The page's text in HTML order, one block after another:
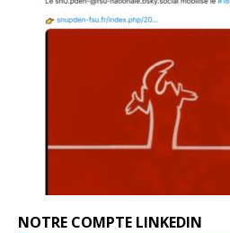
NOTRE COMPTE LINKEDIN